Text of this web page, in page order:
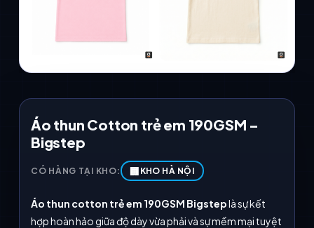
Áo thun Cotton trẻ em 190GSM –
Bigstep
CÓ HÀNG TẠI KHO: 🏢 KHO HÀ NỘI
Áo thun cotton trẻ em 190GSM Bigsteplà sự kết
hợp hoàn hảo giữa độ dày vừa phải và sự mềm mại tuyệt